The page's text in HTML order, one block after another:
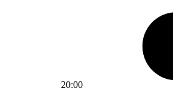
20:00